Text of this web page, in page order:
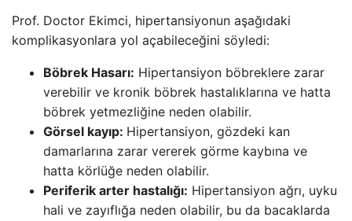
Prof. Doctor Ekimci, hipertansiyonun aşağıdaki
komplikasyonlara yol açabileceğini söyledi:
Böbrek Hasarı: Hipertansiyon böbreklere zarar
verebilir ve kronik böbrek hastalıklarına ve hatta
böbrek yetmezliğine neden olabilir.
Görsel kayıp: Hipertansiyon, gözdeki kan
damarlarına zarar vererek görme kaybına ve
hatta körlüğe neden olabilir.
Periferik arter hastalığı: Hipertansiyon ağrı, uyku
hali ve zayıflığa neden olabilir, bu da bacaklarda